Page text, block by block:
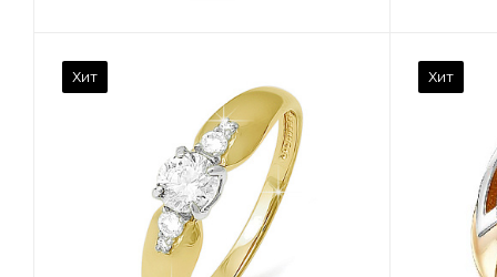
Хит Хит
Вес драгметалла
2.39
Марка (бренд)
Дельта
1.4